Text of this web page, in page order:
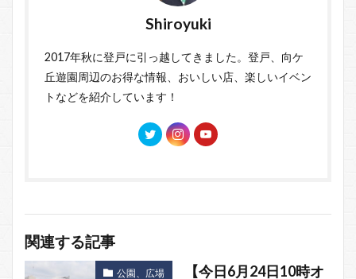
Shiroyuki
2017年秋に登戸に引っ越してきました。登戸、向ケ
丘遊園周辺のお得な情報、おいしい店、楽しいイベン
トなどを紹介しています！
関連する記事
公園、広場 【今日6月24日10時オ